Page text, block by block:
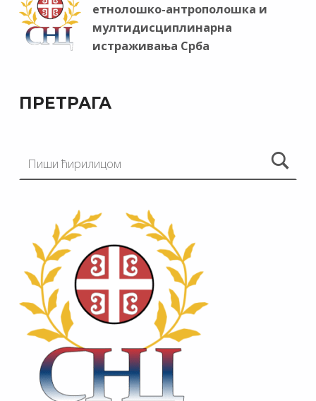
етнолошко-антрополошка и
мултидисциплинарна
истраживања Срба
ПРЕТРАГА